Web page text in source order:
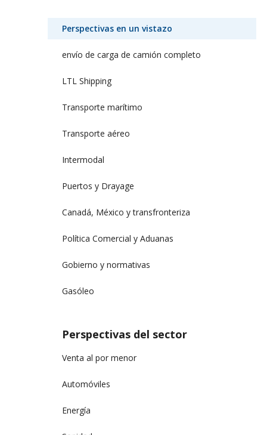
Perspectivas en un vistazo
envío de carga de camión completo
LTL Shipping
Transporte marítimo
Transporte aéreo
Intermodal
Puertos y Drayage
Canadá, México y transfronteriza
Política Comercial y Aduanas
Gobierno y normativas
Gasóleo
Perspectivas del sector
Venta al por menor
Automóviles
Energía